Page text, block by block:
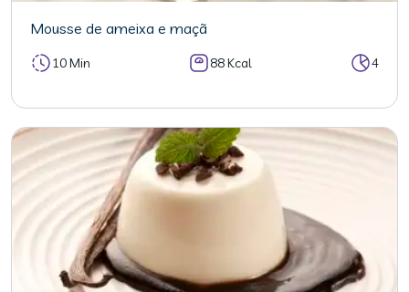
Mousse de ameixa e maçã
10 Min 88 Kcal 4